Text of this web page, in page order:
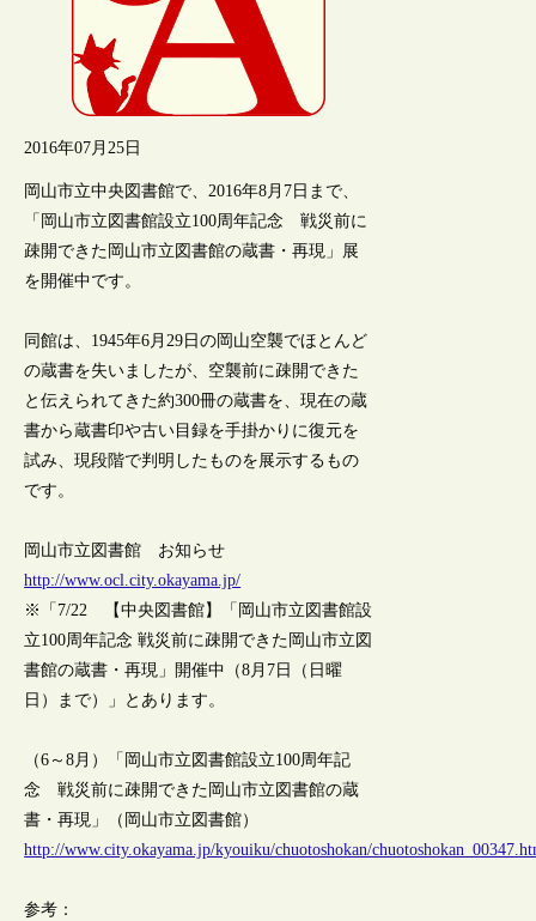
2016年07月25日
岡山市立中央図書館で、2016年8月7日まで、
「岡山市立図書館設立100周年記念 戦災前に
疎開できた岡山市立図書館の蔵書・再現」展
を開催中です。
同館は、1945年6月29日の岡山空襲でほとんど
の蔵書を失いましたが、空襲前に疎開できた
と伝えられてきた約300冊の蔵書を、現在の蔵
書から蔵書印や古い目録を手掛かりに復元を
試み、現段階で判明したものを展示するもの
です。
岡山市立図書館 お知らせ
http://www.ocl.city.okayama.jp/
※「7/22 【中央図書館】「岡山市立図書館設
立100周年記念 戦災前に疎開できた岡山市立図
書館の蔵書・再現」開催中（8月7日（日曜
日）まで）」とあります。
（6～8月）「岡山市立図書館設立100周年記
念 戦災前に疎開できた岡山市立図書館の蔵
書・再現」（岡山市立図書館）
http://www.city.okayama.jp/kyouiku/chuotoshokan/
参考：